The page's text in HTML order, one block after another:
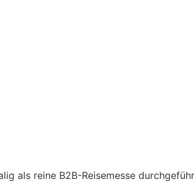
als reine B2B-Reisemesse